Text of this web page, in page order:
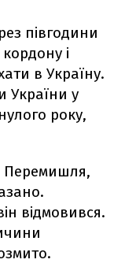
півгодини
і
в Україну.
України у
року,
Перемишля,
відмовився.